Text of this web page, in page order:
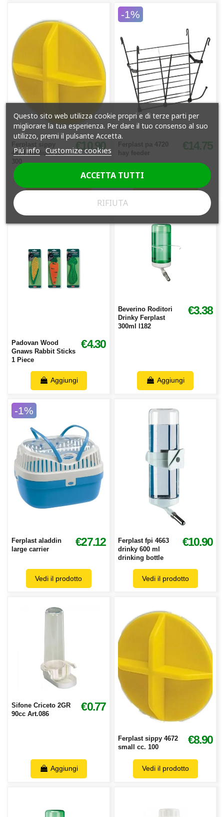
4674 medium cc.
300
€10.90
-1%
€14.75
Padovan Wood
Gnaws Rabbit Sticks
1 Piece
€4.30
Aggiungi
Beverino Roditori
Drinky Ferplast
300ml l182
€3.38
Aggiungi
-1%
Ferplast aladdin
large carrier
€27.12
Vedi il prodotto
Ferplast fpi 4663
drinky 600 ml
drinking bottle
€10.90
Vedi il prodotto
Sifone Criceto 2GR
90cc Art.086
€0.77
Aggiungi
Ferplast sippy 4672
small cc. 100
€8.90
Vedi il prodotto
Questo sito web utilizza cookie propri e di terze parti per
migliorare la tua esperienza. Per dare il tuo consenso al suo
utilizzo, premi il pulsante Accetta.
Piú info Customize cookies
RIFIUTA
ACCETTA TUTTI